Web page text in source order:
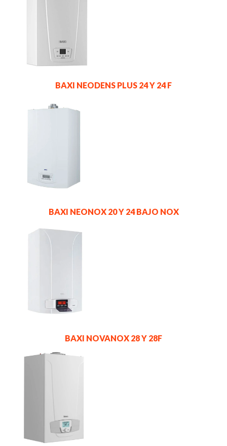
BAXI NEODENS PLUS 24 Y 24 F
BAXI NEONOX 20 Y 24 BAJO NOX
BAXI NOVANOX 28 Y 28F